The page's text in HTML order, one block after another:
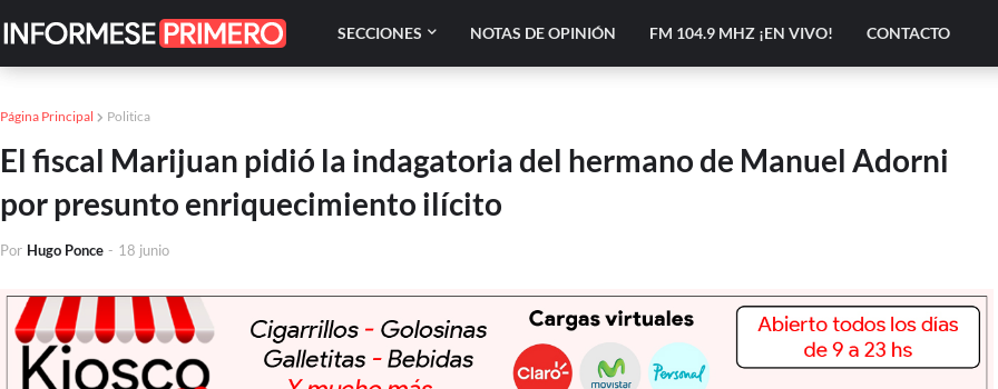
SECCIONES NOTAS DE OPINIÓN FM 104.9 MHZ ¡EN VIVO! CONTACTO
Página Principal Politica
El fiscal Marijuan pidió la indagatoria del hermano de Manuel Adorni
por presunto enriquecimiento ilícito
Por Hugo Ponce - 18 junio